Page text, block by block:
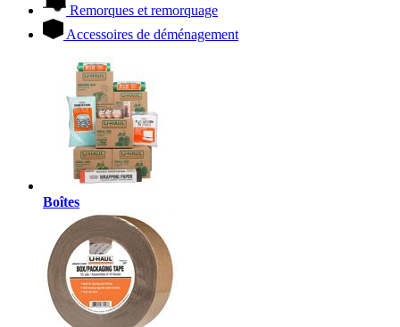
Remorques et remorquage
Accessoires de déménagement
Boîtes